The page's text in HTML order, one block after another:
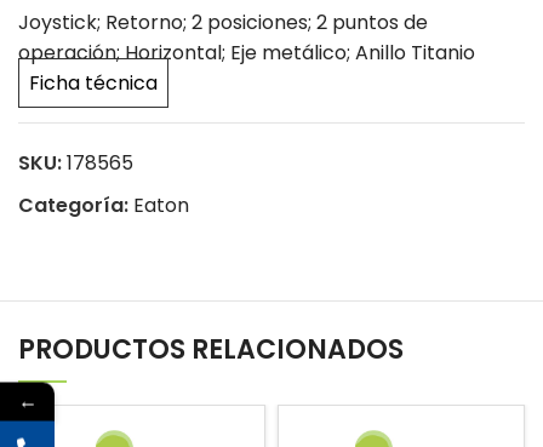
Joystick; Retorno; 2 posiciones; 2 puntos de
operación; Horizontal; Eje metálico; Anillo Titanio
Ficha técnica
SKU:178565
Categoría: Eaton
PRODUCTOS RELACIONADOS
←